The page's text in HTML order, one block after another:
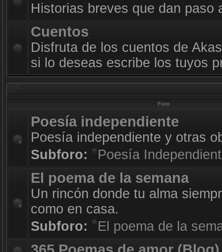
Historias breves que dan paso
Cuentos
Disfruta de los cuentos de
si lo deseas escribe los tuyos
Foro
Poesía independiente
Poesía independiente y otras
Subforo:
Poesía
El poema de la semana
Un rincón donde tu alma
como en casa.
Subforo:
El poema de la